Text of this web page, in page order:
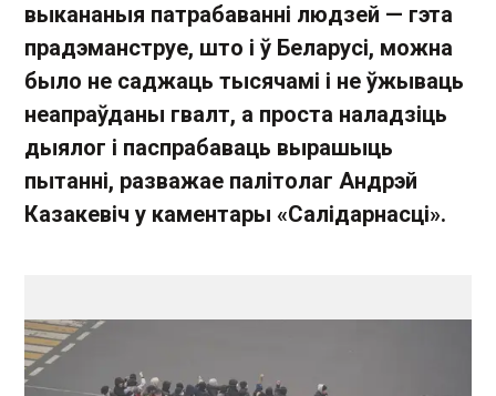
выкананыя патрабаванні людзей — гэта
прадэманструе, што і ў Беларусі, можна
было не саджаць тысячамі і не ўжываць
неапраўданы гвалт, а проста наладзіць
дыялог і паспрабаваць вырашыць
пытанні, разважае палітолаг Андрэй
Казакевіч у каментары «Салідарнасці».